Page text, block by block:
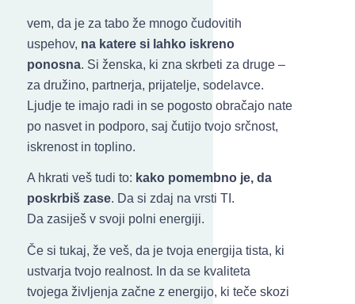
vem, da je za tabo že mnogo čudovitih
uspehov, na katere si lahko iskreno
ponosna. Si ženska, ki zna skrbeti za druge –
za družino, partnerja, prijatelje, sodelavce.
Ljudje te imajo radi in se pogosto obračajo nate
po nasvet in podporo, saj čutijo tvojo srčnost,
iskrenost in toplino.
A hkrati veš tudi to: kako pomembno je, da
poskrbiš zase. Da si zdaj na vrsti TI.
Da zasiješ v svoji polni energiji.
Če si tukaj, že veš, da je tvoja energija tista, ki
ustvarja tvojo realnost. In da se kvaliteta
tvojega življenja začne z energijo, ki teče skozi